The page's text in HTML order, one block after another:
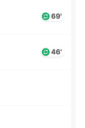
69'
46'